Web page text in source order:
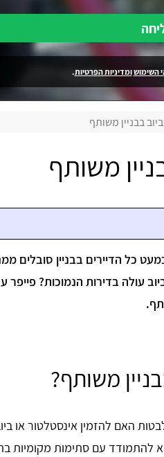
השימושומדיניות הפרטיות.
בבניין משותף
משותף
כל הדיירים בבניין סובלים
עולה בדירות הנמוכות? פייפר
משותף?
האם להזמין אינסטלטור או
להתמודד עם סתימות מקומיות